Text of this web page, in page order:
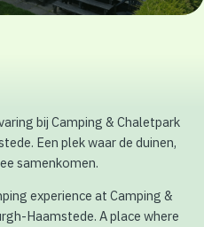
bij Camping & Chaletpark
Een plek waar de duinen,
samenkomen.
experience at Camping &
Haamstede. A place where